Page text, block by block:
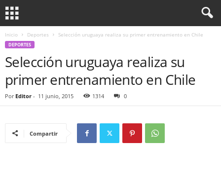
Inicio Deportes Selección uruguaya realiza su primer entrenamiento en Chile
DEPORTES
Selección uruguaya realiza su
primer entrenamiento en Chile
Por Editor - 11 junio, 2015 1314 0
Compartir